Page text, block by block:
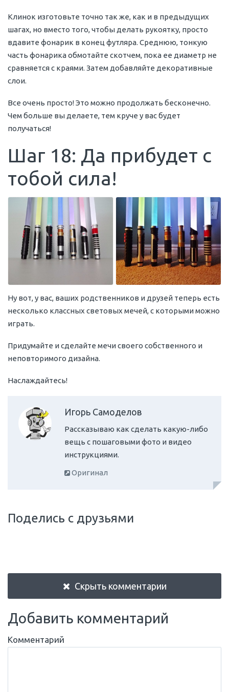
Клинок изготовьте точно так же, как и в предыдущих
шагах, но вместо того, чтобы делать рукоятку, просто
вдавите фонарик в конец футляра. Среднюю, тонкую
часть фонарика обмотайте скотчем, пока ее диаметр не
сравняется с краями. Затем добавляйте декоративные
слои.
Все очень просто! Это можно продолжать бесконечно.
Чем больше вы делаете, тем круче у вас будет
получаться!
Шаг 18: Да прибудет с
тобой сила!
Ну вот, у вас, ваших родственников и друзей теперь есть
несколько классных световых мечей, с которыми можно
играть.
Придумайте и сделайте мечи своего собственного и
неповторимого дизайна.
Наслаждайтесь!
Игорь Самоделов
Рассказываю как сделать какую-либо
вещь с пошаговыми фото и видео
инструкциями.
Оригинал
Поделись с друзьями
Скрыть комментарии
Добавить комментарий
Комментарий